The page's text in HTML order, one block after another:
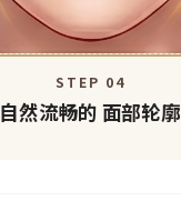
STEP 04
自然流畅的 面部轮廓